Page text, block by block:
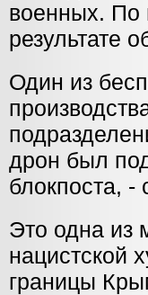
военных. По
результате
Один из
дрон был
блокпоста, -
Это одна из
нацистской
границы